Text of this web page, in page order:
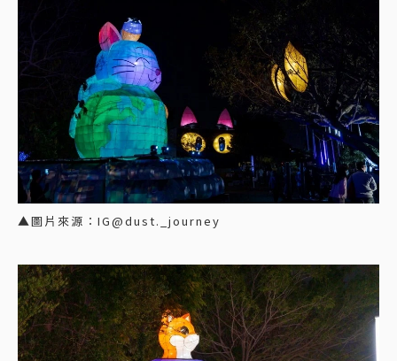
▲圖片來源：IG@dust._journey